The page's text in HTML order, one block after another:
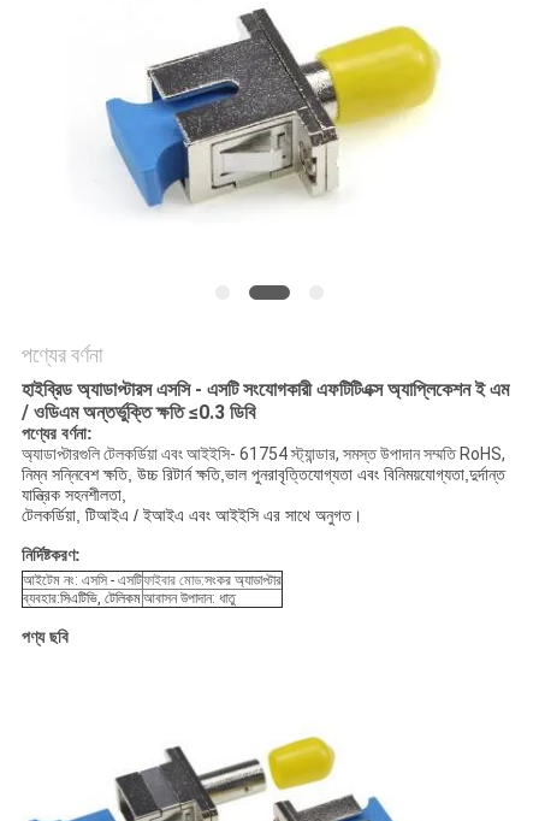
পণ্যের বর্ণনা
হাইব্রিড অ্যাডাপ্টারস এসসি - এসটি সংযোগকারী এফটিটিএক্স অ্যাপ্লিকেশন ই এম
/ ওডিএম অন্তর্ভুক্তি ক্ষতি ≤0.3 ডিবি
পণ্যের বর্ণনা:
অ্যাডাপ্টারগুলি টেলকর্ডিয়া এবং আইইসি- 61754 স্ট্যান্ডার, সমস্ত উপাদান সম্মতি RoHS,
নিম্ন সন্নিবেশ ক্ষতি, উচ্চ রিটার্ন ক্ষতি,ভাল পুনরাবৃত্তিযোগ্যতা এবং বিনিময়যোগ্যতা,দুর্দান্ত
যান্ত্রিক সহনশীলতা,
টেলকর্ডিয়া, টিআইএ / ইআইএ এবং আইইসি এর সাথে অনুগত।
নির্দিষ্টকরণ:
আইটেম নং: এসসি - এসটিফাইবার মোড:সংকর অ্যাডাপ্টার
ব্যবহার:সিএটিভি, টেলিকমআবাসন উপাদান: ধাতু
পণ্য ছবি